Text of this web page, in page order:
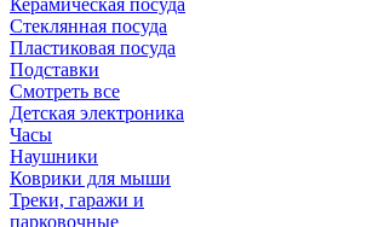
Керамическая посуда
Стеклянная посуда
Пластиковая посуда
Подставки
Смотреть все
Детская электроника
Часы
Наушники
Коврики для мыши
Треки, гаражи и
парковочные